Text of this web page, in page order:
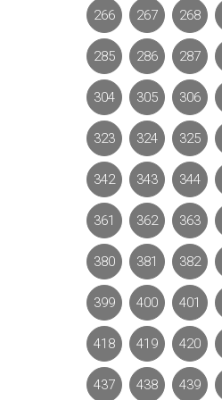
266 267 268
285 286 287
304 305 306
323 324 325
342 343 344
361 362 363
380 381 382
399 400 401
418 419 420
437 438 439